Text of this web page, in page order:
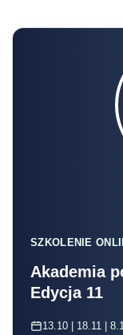
SZKOLENIE
Akademia
Edycja 11
13.10 | 18.11 |